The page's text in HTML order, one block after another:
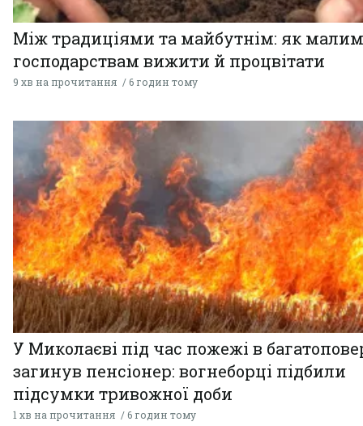
Між традиціями та майбутнім: як малим
господарствам вижити й процвітати
9 хв на прочитання 6 годин тому
У Миколаєві під час пожежі в
загинув пенсіонер: вогнеборці підбили
підсумки тривожної доби
1 хв на прочитання 6 годин тому